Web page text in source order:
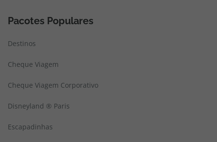
Pacotes Populares
Destinos
Cheque Viagem
Cheque Viagem Corporativo
Disneyland ® Paris
Escapadinhas